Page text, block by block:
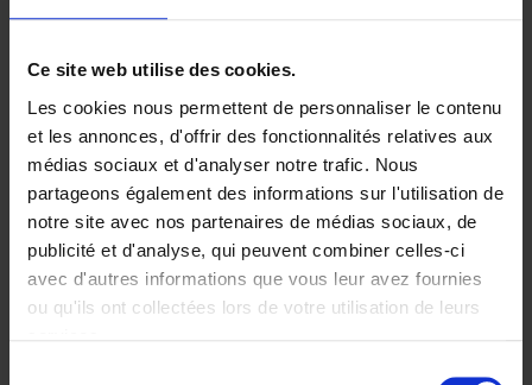
Ce site web utilise des cookies.
Les cookies nous permettent de personnaliser le contenu
et les annonces, d'offrir des fonctionnalités relatives aux
médias sociaux et d'analyser notre trafic. Nous
partageons également des informations sur l'utilisation de
notre site avec nos partenaires de médias sociaux, de
publicité et d'analyse, qui peuvent combiner celles-ci
avec d'autres informations que vous leur avez fournies
ou qu'ils ont collectées lors de votre utilisation de leurs
Optichannel Retail. Beyond
the Digital Hysteria
Gino Van Ossel
Autre finition
2019 350
€29,99